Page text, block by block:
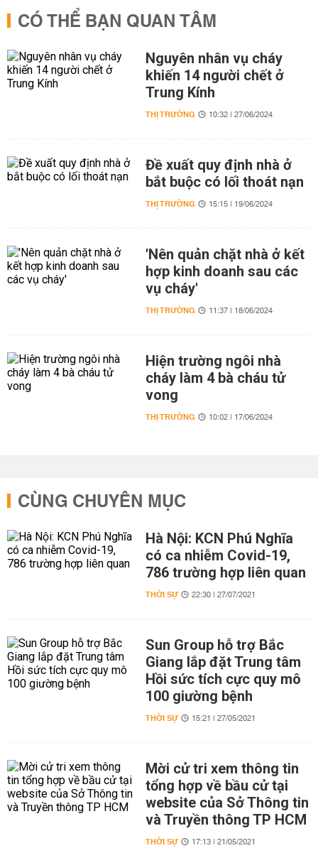
CÓ THỂ BẠN QUAN TÂM
Nguyên nhân vụ cháy
khiến 14 người chết ở
Trung Kính
THỊ TRƯỜNG 10:32 | 27/06/2024
Đề xuất quy định nhà ở
bắt buộc có lối thoát nạn
THỊ TRƯỜNG 15:15 | 19/06/2024
'Nên quản chặt nhà ở kết
hợp kinh doanh sau các
vụ cháy'
THỊ TRƯỜNG 11:37 | 18/06/2024
Hiện trường ngôi nhà
cháy làm 4 bà cháu tử
vong
THỊ TRƯỜNG 10:02 | 17/06/2024
CÙNG CHUYÊN MỤC
Hà Nội: KCN Phú Nghĩa
có ca nhiễm Covid-19,
786 trường hợp liên quan
THỜI SỰ 22:30 | 27/07/2021
Sun Group hỗ trợ Bắc
Giang lắp đặt Trung tâm
Hồi sức tích cực quy mô
100 giường bệnh
THỜI SỰ 15:21 | 27/05/2021
Mời cử tri xem thông tin
tổng hợp về bầu cử tại
website của Sở Thông tin
và Truyền thông TP HCM
THỜI SỰ 17:13 | 21/05/2021